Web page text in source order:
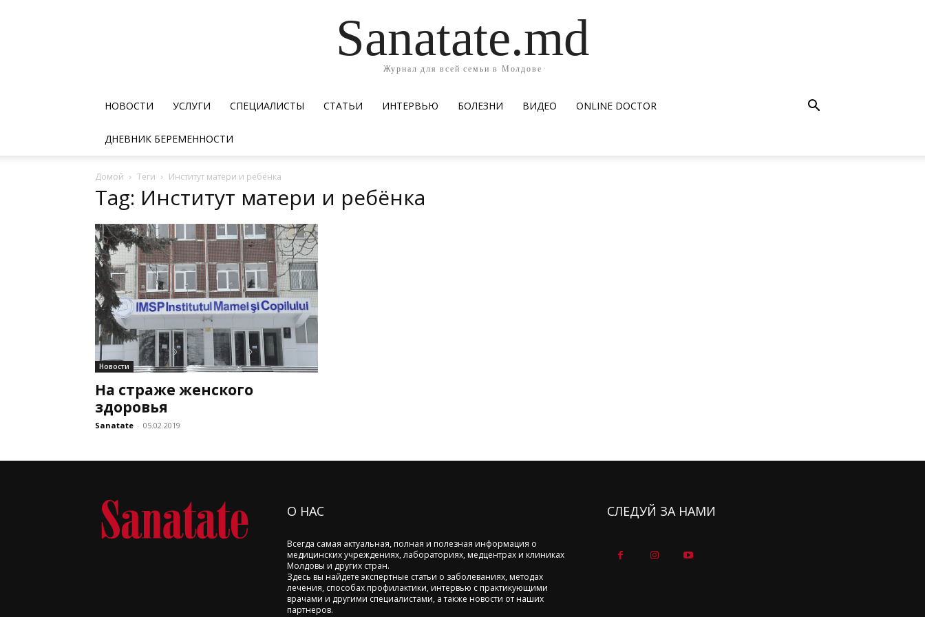
Sanatate.md
Журнал для всей семьи в Молдове
НОВОСТИ УСЛУГИ СПЕЦИАЛИСТЫ СТАТЬИ ИНТЕРВЬЮ БОЛЕЗНИ ВИДЕО ОNLINE DOCTOR
ДНЕВНИК БЕРЕМЕННОСТИ
Домой Теги Институт матери и ребёнка
Tag: Институт матери и ребёнка
Новости
На страже женского
здоровья
Sanatate - 05.02.2019
О НАС
Всегда самая актуальная, полная и полезная информация о
медицинских учреждениях, лабораториях, медцентрах и клиниках
Молдовы и других стран.
Здесь вы найдете экспертные статьи о заболеваниях, методах
лечения, способах профилактики, интервью с практикующими
врачами и другими специалистами, а также новости от наших
партнеров.
СЛЕДУЙ ЗА НАМИ